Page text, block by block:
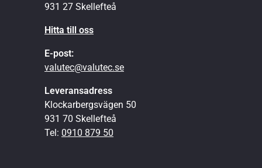
931 27 Skellefteå
Hitta till oss
E-post:
valutec@valutec.se
Leveransadress
Klockarbergsvägen 50
931 70 Skellefteå
Tel: 0910 879 50